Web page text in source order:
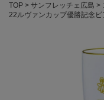
TOP サンフレッチェ広島
22ルヴァンカップ優勝記念ビ